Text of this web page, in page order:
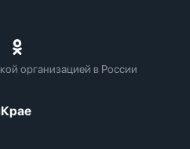
организацией в России